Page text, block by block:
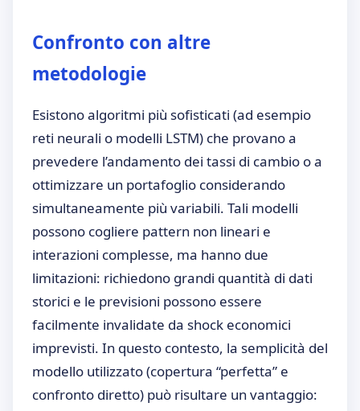
Confronto con altre
metodologie
Esistono algoritmi più sofisticati (ad esempio
reti neurali o modelli LSTM) che provano a
prevedere l’andamento dei tassi di cambio o a
ottimizzare un portafoglio considerando
simultaneamente più variabili. Tali modelli
possono cogliere pattern non lineari e
interazioni complesse, ma hanno due
limitazioni: richiedono grandi quantità di dati
storici e le previsioni possono essere
facilmente invalidate da shock economici
imprevisti. In questo contesto, la semplicità del
modello utilizzato (copertura “perfetta” e
confronto diretto) può risultare un vantaggio: